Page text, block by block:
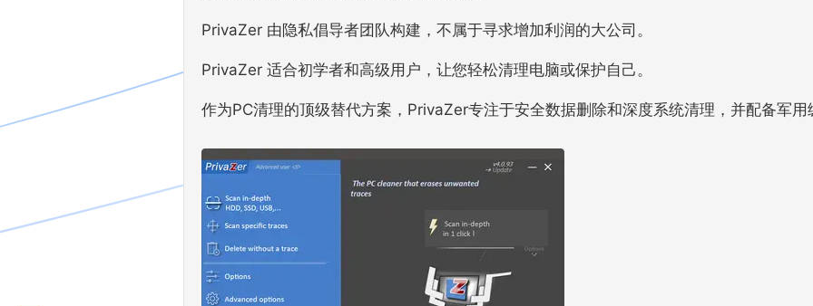
PrivaZer 由隐私倡导者团队构建，不属于寻求增加利润的大公司。
PrivaZer 适合初学者和高级用户，让您轻松清理电脑或保护自己。
作为PC清理的顶级替代方案，PrivaZer专注于安全数据删除和深度系统清理，并配备军用